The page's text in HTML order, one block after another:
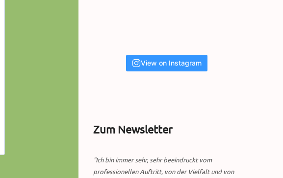
View on Instagram
Zum Newsletter
"Ich bin immer sehr, sehr beeindruckt vom
professionellen Auftritt, von der Vielfalt und von